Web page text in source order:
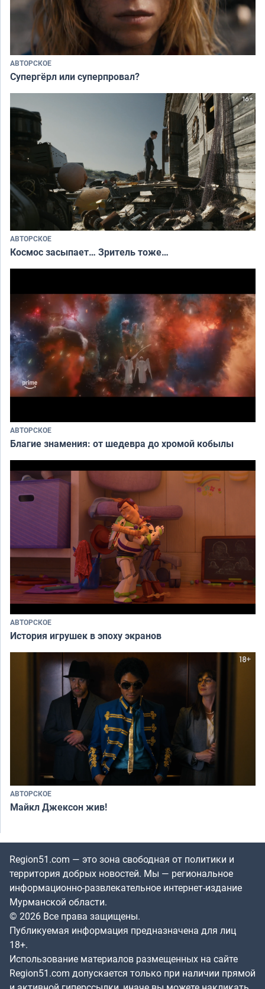
АВТОРСКОЕ
Супергёрл или суперпровал?
АВТОРСКОЕ
Космос засыпает… Зритель тоже…
АВТОРСКОЕ
Благие знамения: от шедевра до хромой кобылы
АВТОРСКОЕ
История игрушек в эпоху экранов
АВТОРСКОЕ
Майкл Джексон жив!
Region51.com — это зона свободная от политики и
территория добрых новостей. Мы — региональное
информационно-развлекательное интернет-издание
Мурманской области.
© 2026 Все права защищены.
Публикуемая информация предназначена для лиц
18+.
Использование материалов размещенных на сайте
Region51.com допускается только при наличии прямой